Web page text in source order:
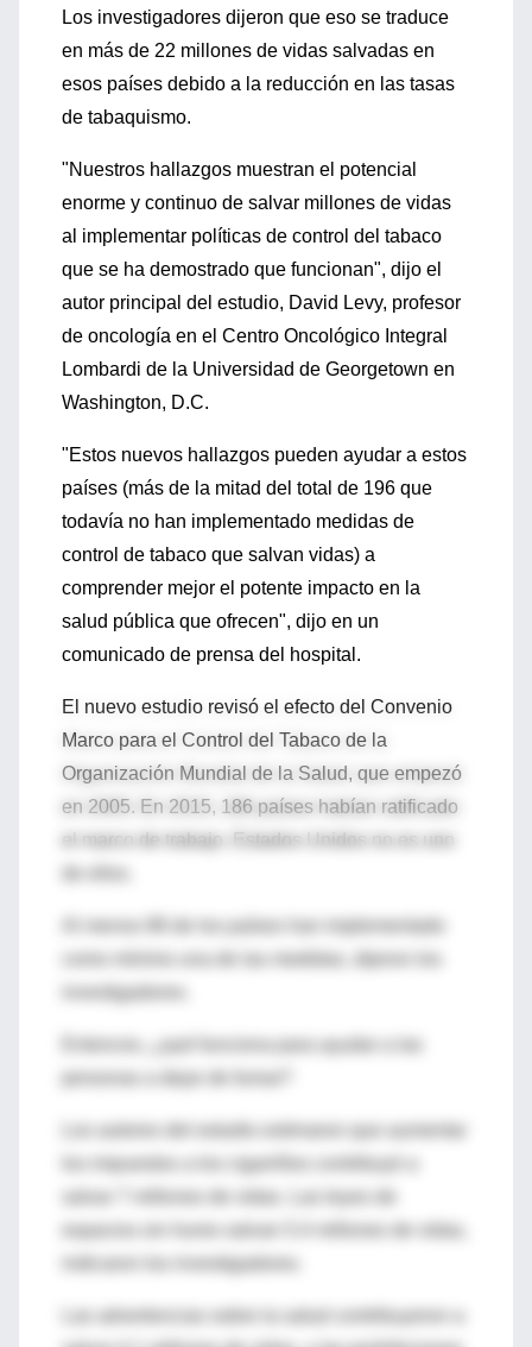
Los investigadores dijeron que eso se traduce
en más de 22 millones de vidas salvadas en
esos países debido a la reducción en las tasas
de tabaquismo.
"Nuestros hallazgos muestran el potencial
enorme y continuo de salvar millones de vidas
al implementar políticas de control del tabaco
que se ha demostrado que funcionan", dijo el
autor principal del estudio, David Levy, profesor
de oncología en el Centro Oncológico Integral
Lombardi de la Universidad de Georgetown en
Washington, D.C.
"Estos nuevos hallazgos pueden ayudar a estos
países (más de la mitad del total de 196 que
todavía no han implementado medidas de
control de tabaco que salvan vidas) a
comprender mejor el potente impacto en la
salud pública que ofrecen", dijo en un
comunicado de prensa del hospital.
El nuevo estudio revisó el efecto del Convenio
Marco para el Control del Tabaco de la
Organización Mundial de la Salud, que empezó
en 2005. En 2015, 186 países habían ratificado
el marco de trabajo. Estados Unidos no es uno
investigadores.
los impuestos a los cigarrillos contribuyó a
espacios sin humo salvan 5.4 millones de vidas,
indicaron los investigadores.